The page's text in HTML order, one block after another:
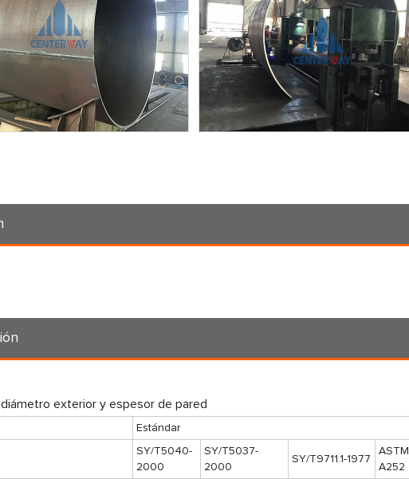
diámetro exterior y espesor de pared
Estándar
SY/T5040-
2000
SY/T5037-
2000
SY/T9711.1-1977
ASTM
A252